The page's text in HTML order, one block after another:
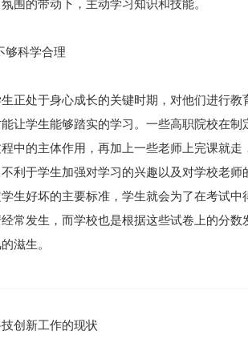
围的带动下，主动学习知识和技能。
够科学合理
正处于身心成长的关键时期，对他们进行
让学生能够踏实的学习。一些高职院校在
中的主体作用，再加上一些老师上完课就
利于学生加强对学习的兴趣以及对学校老
生好坏的主要标准，学生就会为了在考试
常发生，而学校也是根据这些试卷上的分
滋生。
创新工作的现状